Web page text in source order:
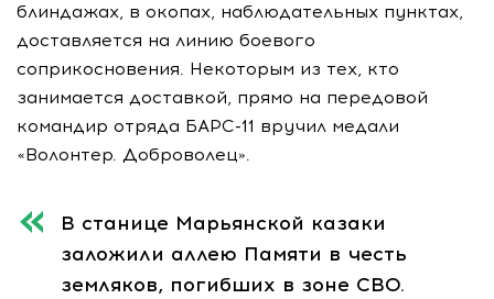
блиндажах, в окопах, наблюдательных пунктах,
доставляется на линию боевого
соприкосновения. Некоторым из тех, кто
занимается доставкой, прямо на передовой
командир отряда БАРС-11 вручил медали
«Волонтер. Доброволец».
В станице Марьянской казаки
заложили аллею Памяти в честь
земляков, погибших в зоне СВО.